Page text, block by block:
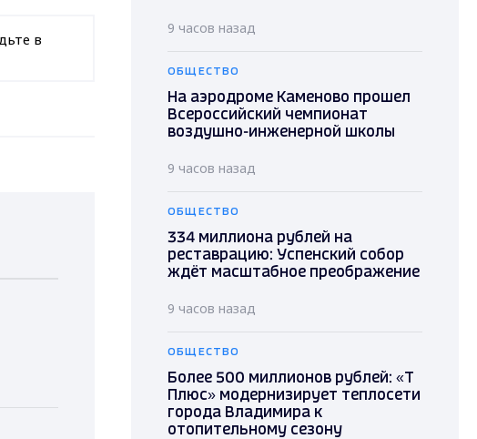
в
9 часов назад
ОБЩЕСТВО
На аэродроме Каменово прошел
Всероссийский чемпионат
воздушно-инженерной школы
9 часов назад
ОБЩЕСТВО
334 миллиона рублей на
реставрацию: Успенский собор
ждёт масштабное преображение
9 часов назад
ОБЩЕСТВО
Более 500 миллионов рублей: «Т
Плюс» модернизирует теплосети
города Владимира к
отопительному сезону